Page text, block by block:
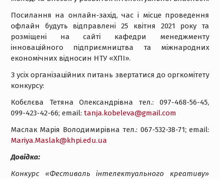
Посилання на онлайн-захід, час і місце проведення
офлайн будуть відправлені 25 квітня 2021 року та
розміщені на сайті кафедри менеджменту
інноваційного підприємництва та міжнародних
економічних відносин НТУ «ХПІ».
З усіх організаційних питань звертатися до оргкомітету
конкурсу:
Кобєлєва Тетяна Олександрівна тел.: 097-468-56-45,
099-423-42-66; email: tanja.kobeleva@gmail.com
Маслак Марія Володимирівна тел.: 067-532-38-71; email:
Mariya.Maslak@khpi.edu.ua
Довідка:
Конкурс «Фестиваль інтелектуального креативу»